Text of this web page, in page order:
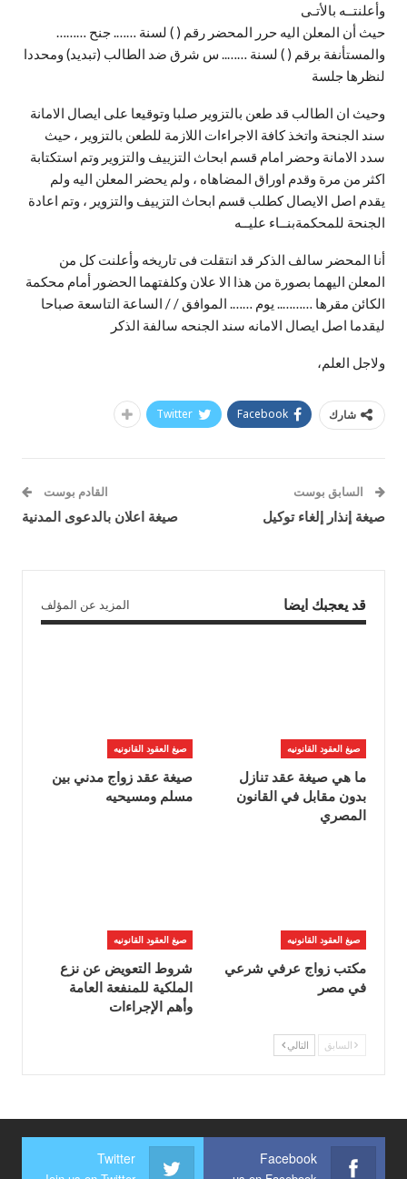
وأعلنتــه بالأتـى
حيث أن المعلن اليه حرر المحضر رقم ( ) لسنة ……. جنح ………
والمستأنفة برقم ( ) لسنة …….. س شرق ضد الطالب (تبديد) ومحددا
لنظرها جلسة
وحيث ان الطالب قد طعن بالتزوير صلبا وتوقيعا على ايصال الامانة
سند الجنحة واتخذ كافة الاجراءات اللازمة للطعن بالتزوير ، حيث
سدد الامانة وحضر امام قسم ابحاث التزييف والتزوير وتم استكتابة
اكثر من مرة وقدم اوراق المضاهاه ، ولم يحضر المعلن اليه ولم
يقدم اصل الايصال كطلب قسم ابحاث التزييف والتزوير ، وتم اعادة
الجنحة للمحكمةبنــاء عليــه
أنا المحضر سالف الذكر قد انتقلت فى تاريخه وأعلنت كل من
المعلن اليهما بصورة من هذا الا علان وكلفتهما الحضور أمام محكمة
الكائن مقرها ……….. يوم ……. الموافق / / الساعة التاسعة صباحا
ليقدما اصل ايصال الامانه سند الجنحه سالفة الذكر
ولاجل العلم،
شارك Facebook
Twitter
السابق بوست
صيغة إنذار إلغاء توكيل
القادم بوست
صيغة اعلان بالدعوى المدنية
قد يعجبك ايضا المزيد عن المؤلف
صيغ العقود القانونيه
ما هي صيغة عقد تنازل
بدون مقابل في القانون
المصري
صيغ العقود القانونيه
صيغة عقد زواج مدني بين
مسلم ومسيحيه
صيغ العقود القانونيه
مكتب زواج عرفي شرعي
في مصر
صيغ العقود القانونيه
شروط التعويض عن نزع
الملكية للمنفعة العامة
وأهم الإجراءات
السابق التالي
Facebook
Twitter